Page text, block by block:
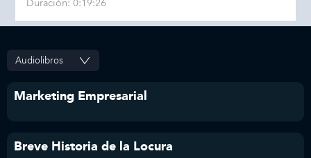
Marketing Empresarial
Breve Historia de la Locura